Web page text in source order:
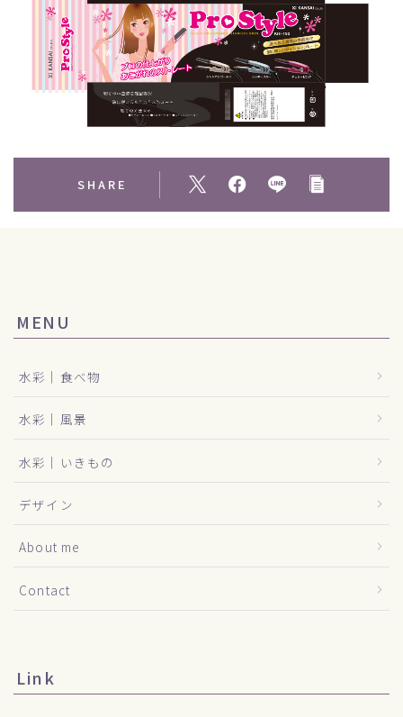
Contact
SHARE
MENU
水彩｜食べ物
水彩｜風景
水彩｜いきもの
デザイン
About me
Contact
Link